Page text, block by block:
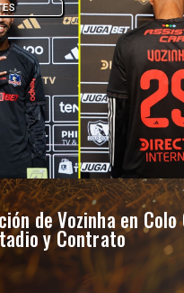
de Vozinha en Colo
y Contrato